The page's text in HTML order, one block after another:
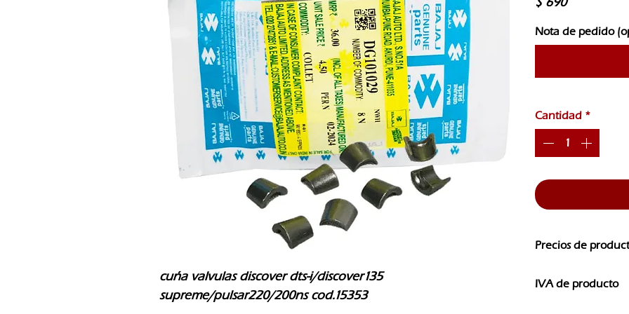
cuña valvulas discover dts-i/discover135
supreme/pulsar220/200ns cod.15353
Nota de pedido
Cantidad *
Precios de
CAMBIOS SIN
IVA de producto